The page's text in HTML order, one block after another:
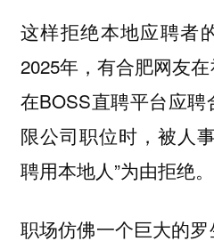
这样拒绝本地应聘者
2025年，有合肥网友
在BOSS直聘平台应
限公司职位时，被人
聘用本地人”为由拒绝。
职场仿佛一个巨大的